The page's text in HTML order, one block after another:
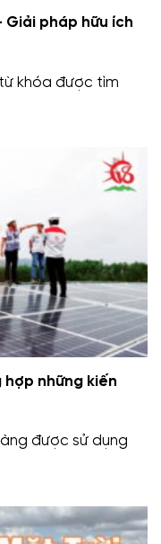
pháp hữu ích
khóa được tìm
những kiến
được sử dụng